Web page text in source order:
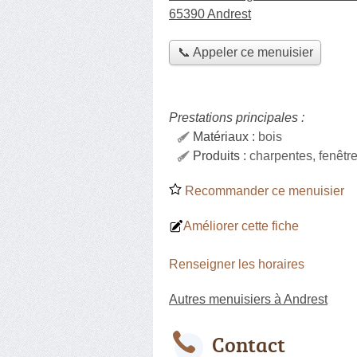
65390 Andrest
📞 Appeler ce menuisier
Prestations principales :
Matériaux : bois
Produits : charpentes,
Recommander ce menuisier
Améliorer cette fiche
Renseigner les horaires
Autres menuisiers à Andrest
Contact